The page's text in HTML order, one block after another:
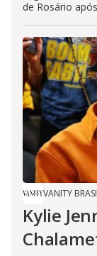
de Rosário
VANITY
Kylie